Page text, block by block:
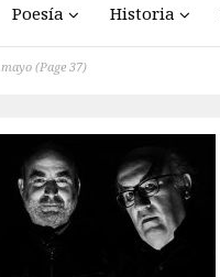
Poesía Historia
mayo (Page 37)